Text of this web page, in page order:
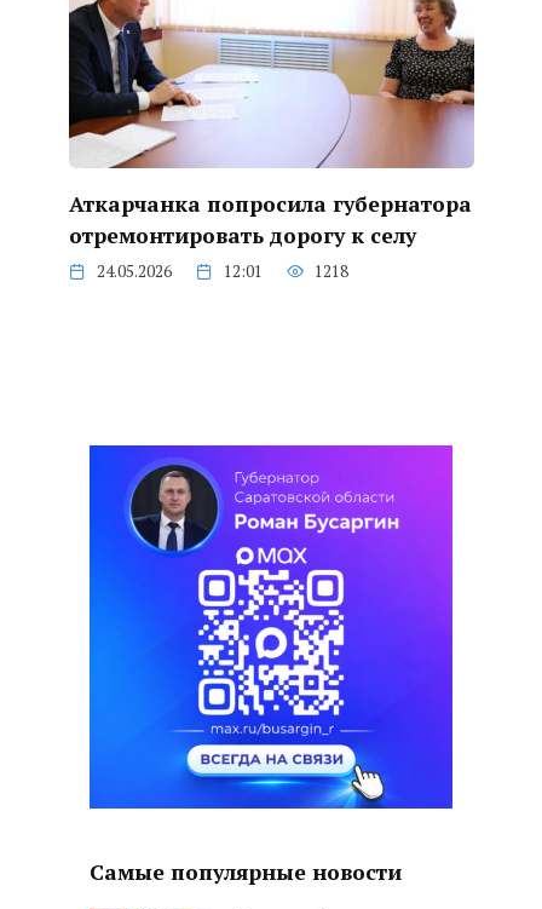
Аткарчанка попросила губернатора
отремонтировать дорогу к селу
24.05.2026 12:01 1218
Самые популярные новости